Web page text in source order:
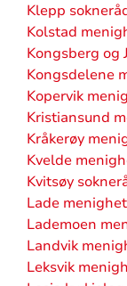
Klepp
Kolstad
Kongsberg og
Kongsdelene
Kopervik
Kristiansund
Kråkerøy
Kvelde
Kvitsøy
Lade
Lademoen
Landvik
Leksvik